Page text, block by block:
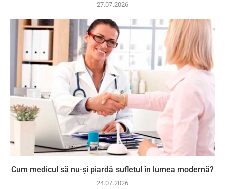
27.07.2026
Cum medicul să nu-și piardă sufletul în lumea modernă?
24.07.2026